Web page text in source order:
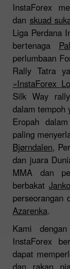
InstaForex
dan skuad
Liga Perdana
bertenaga
perlumbaan
Rally Tatra
«InstaForex
Silk Way
dalam tempoh
Eropah
paling
Bjørndalen,
dan juara
MMA dan
berbakat
perseorangan
Azarenka.
Kami
InstaForex
dapat
dan rakan